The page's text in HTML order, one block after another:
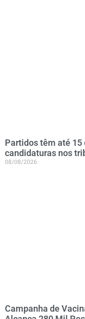
Partidos têm até
candidaturas nos
08/08/2026
Campanha de